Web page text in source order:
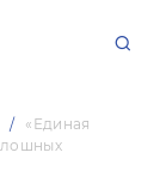
«Единая